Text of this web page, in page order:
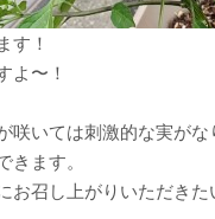
す！
よ〜！
咲いては刺激的な実がな
きます。
お召し上がりいただき